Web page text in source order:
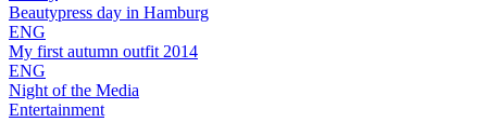
Beautypress day in Hamburg
ENG
My first autumn outfit 2014
ENG
Night of the Media
Entertainment